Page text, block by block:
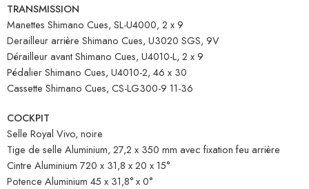
TRANSMISSION
Manettes Shimano Cues, SL-U4000, 2 x 9
Derailleur arrière Shimano Cues, U3020 SGS, 9V
Dérailleur avant Shimano Cues, U4010-L, 2 x 9
Pédalier Shimano Cues, U4010-2, 46 x 30
Cassette Shimano Cues, CS-LG300-9 11-36
COCKPIT
Selle Royal Vivo, noire
Tige de selle Aluminium, 27,2 x 350 mm avec fixation feu arrière
Cintre Aluminium 720 x 31,8 x 20 x 15°
Potence Aluminium 45 x 31,8° x 0°